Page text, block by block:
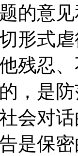
的意
形式
残忍
，是
会对
是保